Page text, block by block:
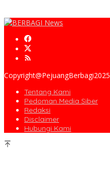
Copyright@PejuangBerbagi2025
Tentang Kami
Pedoman Media Siber
Redaksi
Disclaimer
Hubungi Kami